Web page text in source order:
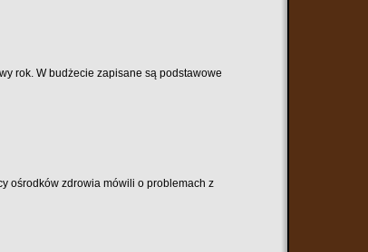
rok. W budżecie zapisane są podstawowe
ośrodków zdrowia mówili o problemach z